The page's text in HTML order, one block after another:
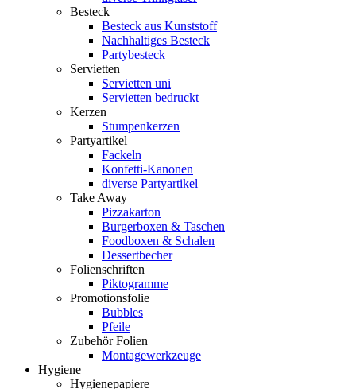
Besteck
Besteck aus Kunststoff
Nachhaltiges Besteck
Partybesteck
Servietten
Servietten uni
Servietten bedruckt
Kerzen
Stumpenkerzen
Partyartikel
Fackeln
Konfetti-Kanonen
diverse Partyartikel
Take Away
Pizzakarton
Burgerboxen & Taschen
Foodboxen & Schalen
Dessertbecher
Folienschriften
Piktogramme
Promotionsfolie
Bubbles
Pfeile
Zubehör Folien
Montagewerkzeuge
Hygiene
Hygienepapiere